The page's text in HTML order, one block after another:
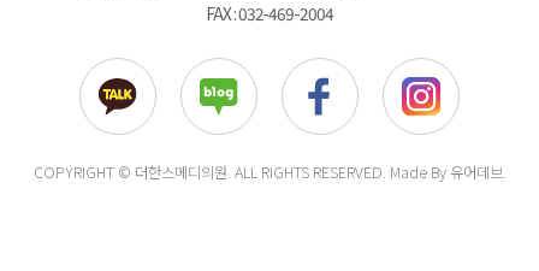
FAX : 032-469-2004
COPYRIGHT © 더한스메디의원. ALL RIGHTS RESERVED. Made By 유어데브.